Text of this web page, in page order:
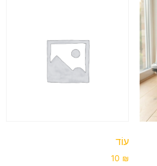
עוֹד
10 ₪